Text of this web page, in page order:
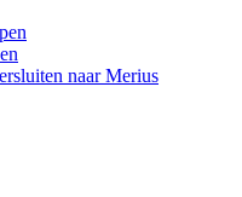
naar Merius